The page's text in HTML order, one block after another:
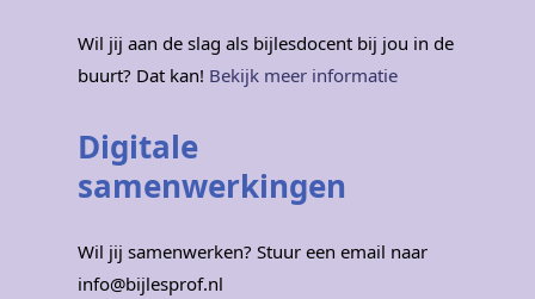
Wil jij aan de slag als bijlesdocent bij jou in de
buurt? Dat kan! Bekijk meer informatie
Digitale
samenwerkingen
Wil jij samenwerken? Stuur een email naar
info@bijlesprof.nl